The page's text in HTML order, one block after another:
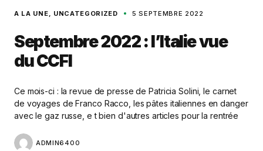
A LA UNE UNCATEGORIZED 5 SEPTEMBRE 2022
Septembre 2022 : l’Italie vue
du CCFI
Ce mois-ci : la revue de presse de Patricia Solini, le carnet
de voyages de Franco Racco, les pâtes italiennes en danger
avec le gaz russe, e t bien d'autres articles pour la rentrée
ADMIN6400